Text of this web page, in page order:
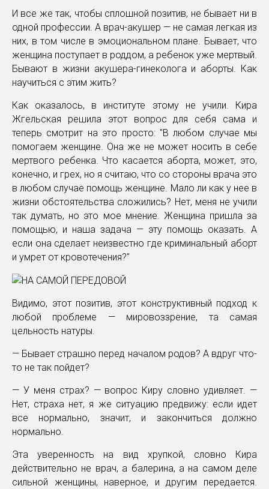
И все же так, чтобы сплошной позитив, не бывает ни в
одной профессии. А врач-акушер — не самая легкая из
них, в том числе в эмоциональном плане. Бывает, что
женщина поступает в роддом, а ребенок уже мертвый.
Бывают в жизни акушера-гинеколога и аборты. Как
научиться с этим жить?
Как оказалось, в институте этому не учили. Кира
Жгельская решила этот вопрос для себя сама и
теперь смотрит на это просто: "В любом случае мы
помогаем женщине. Она же не может носить в себе
мертвого ребенка. Что касается аборта, может, это,
конечно, и грех, но я считаю, что со стороны врача это
в любом случае помощь женщине. Мало ли как у нее в
жизни обстоятельства сложились? Нет, меня не учили
так думать, но это мое мнение. Женщина пришла за
помощью, и наша задача — эту помощь оказать. А
если она сделает неизвестно где криминальный аборт
и умрет от кровотечения?"
Видимо, этот позитив, этот конструктивный подход к
любой проблеме — мировоззрение, та самая
цельность натуры.
— Бывает страшно перед началом родов? А вдруг что-
то не так пойдет?
— У меня страх? — вопрос Киру словно удивляет. —
Нет, страха нет, я же ситуацию предвижу: если идет
все нормально, значит, и закончиться должно
нормально.
Эта уверенность на вид хрупкой, словно Кира
действительно не врач, а балерина, а на самом деле
сильной женщины, наверное, и другим передается.